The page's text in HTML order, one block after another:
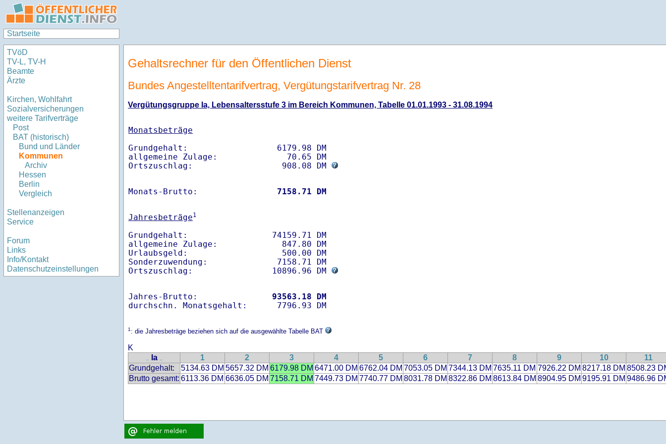
Startseite
TVöD
TV-L, TV-H
Beamte
Ärzte
Kirchen, Wohlfahrt
Sozialversicherungen
weitere Tarifverträge
Post
BAT (historisch)
Bund und Länder
Kommunen
Archiv
Hessen
Berlin
Vergleich
Stellenanzeigen
Service
Forum
Links
Info/Kontakt
Datenschutzeinstellungen
Gehaltsrechner für den Öffentlichen Dienst
Bundes Angestelltentarifvertrag, Vergütungstarifvertrag Nr. 28
Vergütungsgruppe Ia, Lebensaltersstufe 3 im Bereich Kommunen, Tabelle 01.01.1993 - 31.08.1994
Monatsbeträge
Grundgehalt:                  6179.98 DM
allgemeine Zulage:              70.65 DM
Ortszuschlag:                  908.08 DM
Monats-Brutto: 7158.71 DM
Jahresbeträge1
Grundgehalt:                 74159.71 DM
allgemeine Zulage:             847.80 DM
Urlaubsgeld:                   500.00 DM
Sonderzuwendung:              7158.71 DM
Ortszuschlag:                10896.96 DM
Jahres-Brutto: 93563.18 DM
1: die Jahresbeträge beziehen sich auf die ausgewählte Tabelle BAT
K
.. Ia .. 1 2 3 4 5 6 7 8 9 10
11
Grundgehalt:
5134.63 DM 5657.32 DM 6179.98 DM 6471.00 DM 6762.04 DM 7053.05 DM 7344.13 DM 7635.11 DM 7926.22 DM 8217.18 DM 8508.23
Brutto gesamt: 6113.36 DM 6636.05 DM 7158.71 DM 7449.73 DM 7740.77 DM 8031.78 DM 8322.86 DM 8613.84 DM 8904.95 DM 9195.91 DM 9486.96